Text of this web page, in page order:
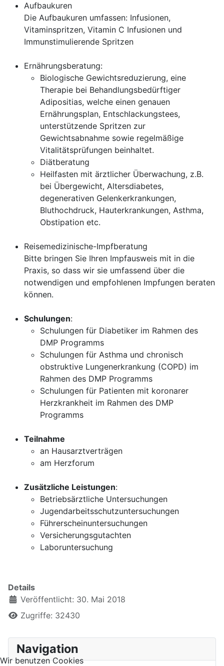
Aufbaukuren
Die Aufbaukuren umfassen: Infusionen,
Vitaminspritzen, Vitamin C Infusionen und
Immunstimulierende Spritzen
Ernährungsberatung:
Biologische Gewichtsreduzierung, eine
Therapie bei Behandlungsbedürftiger
Adipositias, welche einen genauen
Ernährungsplan, Entschlackungstees,
unterstützende Spritzen zur
Gewichtsabnahme sowie regelmäßige
Vitalitätsprüfungen beinhaltet.
Diätberatung
Heilfasten mit ärztlicher Überwachung, z.B.
bei Übergewicht, Altersdiabetes,
degenerativen Gelenkerkrankungen,
Bluthochdruck, Hauterkrankungen, Asthma,
Obstipation etc.
Reisemedizinische-Impfberatung
Bitte bringen Sie Ihren Impfausweis mit in die
Praxis, so dass wir sie umfassend über die
notwendigen und empfohlenen Impfungen beraten
können.
Schulungen:
Schulungen für Diabetiker im Rahmen des
DMP Programms
Schulungen für Asthma und chronisch
obstruktive Lungenerkrankung (COPD) im
Rahmen des DMP Programms
Schulungen für Patienten mit koronarer
Herzkrankheit im Rahmen des DMP
Programms
Teilnahme
an Hausarztverträgen
am Herzforum
Zusätzliche Leistungen:
Betriebsärztliche Untersuchungen
Jugendarbeitsschutzuntersuchungen
Führerscheinuntersuchungen
Versicherungsgutachten
Laboruntersuchung
Details
Veröffentlicht: 30. Mai 2018
Zugriffe: 32430
Navigation
Wir benutzen Cookies